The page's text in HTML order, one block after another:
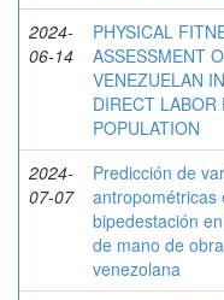
2024-
06-14
PHYSICAL
ASSESSMENT
VENEZUELAN
DIRECT LABOR
POPULATION
2024-
07-07
Predicción de
antropométricas
bipedestación
de mano de
venezolana